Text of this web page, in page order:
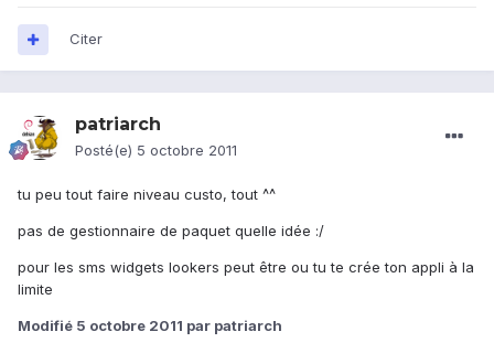
Citer
patriarch
Posté(e) 5 octobre 2011
tu peu tout faire niveau custo, tout ^^
pas de gestionnaire de paquet quelle idée :/
pour les sms widgets lookers peut être ou tu te crée ton appli à la
limite
Modifié 5 octobre 2011 par patriarch